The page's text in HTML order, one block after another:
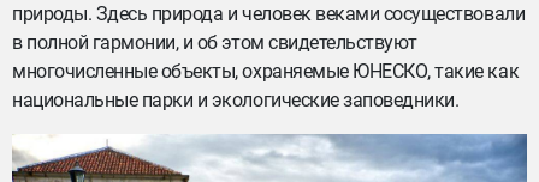
природы. Здесь природа и человек веками сосуществовали
в полной гармонии, и об этом свидетельствуют
многочисленные объекты, охраняемые ЮНЕСКО, такие как
национальные парки и экологические заповедники.